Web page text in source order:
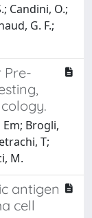
Candini, O.;
G. F.;
Pre-
Brogli,
T;
M.
antigen
cell